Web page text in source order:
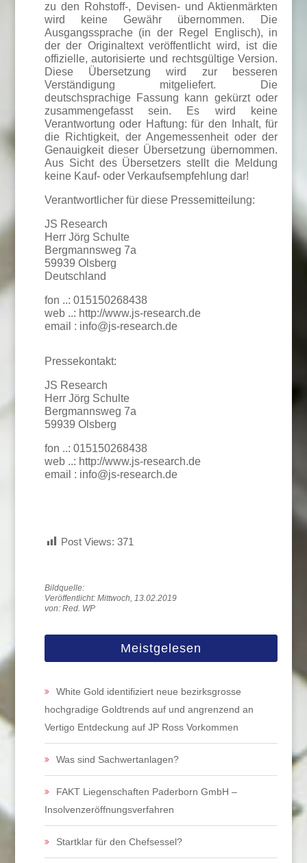
zu den Rohstoff-, Devisen- und Aktienmärkten
wird keine Gewähr übernommen. Die
Ausgangssprache (in der Regel Englisch), in
der der Originaltext veröffentlicht wird, ist die
offizielle, autorisierte und rechtsgültige Version.
Diese Übersetzung wird zur besseren
Verständigung mitgeliefert. Die
deutschsprachige Fassung kann gekürzt oder
zusammengefasst sein. Es wird keine
Verantwortung oder Haftung: für den Inhalt, für
die Richtigkeit, der Angemessenheit oder der
Genauigkeit dieser Übersetzung übernommen.
Aus Sicht des Übersetzers stellt die Meldung
keine Kauf- oder Verkaufsempfehlung dar!
Verantwortlicher für diese Pressemitteilung:
JS Research
Herr Jörg Schulte
Bergmannsweg 7a
59939 Olsberg
Deutschland
fon ..: 015150268438
web ..: http://www.js-research.de
email : info@js-research.de
Pressekontakt:
JS Research
Herr Jörg Schulte
Bergmannsweg 7a
59939 Olsberg
fon ..: 015150268438
web ..: http://www.js-research.de
email : info@js-research.de
Post Views: 371
Veröffentlicht: Mittwoch, 13.02.2019
von: Red. WP
Meistgelesen
White Gold identifiziert neue bezirksgrosse
hochgradige Goldtrends auf und angrenzend an
Vertigo Entdeckung auf JP Ross Vorkommen
Was sind Sachwertanlagen?
FAKT Liegenschaften Paderborn GmbH –
Insolvenzeröffnungsverfahren
Startklar für den Chefsessel?